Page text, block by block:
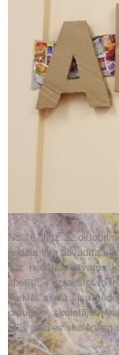
No 16. līdz
nedēļa tika pavadīta kā
Šīs nedēļas ietvaros
apetīti!” , uzrakstot to
Turklāt skolā visu
draugam, skolotājam
Mīļš paldies skolēniem